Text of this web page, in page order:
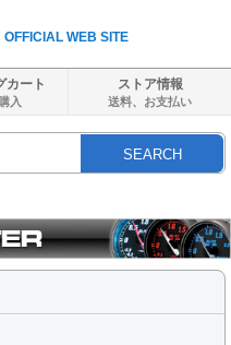
OFFICIAL WEB SITE
カート
入
ストア情報
送料、 お支払い
SEARCH